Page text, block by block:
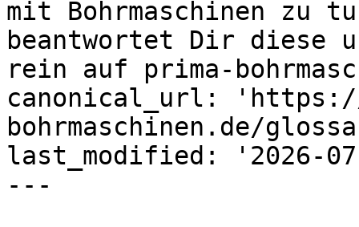
mit Bohrmaschinen zu
beantwortet Dir diese
rein auf prima-
canonical_url: 'https://
bohrmaschinen.de/
last_modified: '2026-
---